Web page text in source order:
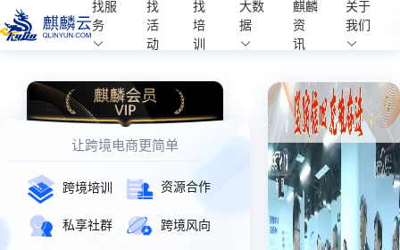
麒麟学院
Kylin Academy
找服
务
找
活
动
找
培
训
大数
据
麒麟
资
讯
关于
我们
让跨境电商更简单
跨境培训 资源合作
私享社群 跨境风向